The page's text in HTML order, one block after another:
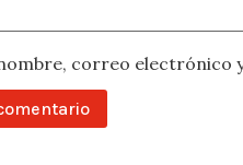
correo electrónico